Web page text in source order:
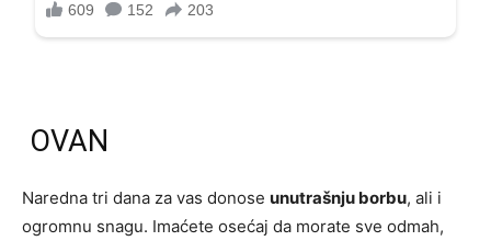
OVAN
Naredna tri dana za vas donose unutrašnju borbu, ali i
ogromnu snagu. Imaćete osećaj da morate sve odmah,